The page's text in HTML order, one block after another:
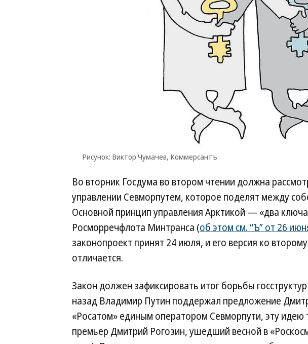
Рисунок: Виктор Чумачев, Коммерсантъ
Во вторник Госдума во втором чтении должна
управлении Севморпутем, которое поделят между
Основной принцип управления Арктикой — «два
Росморречфлота Минтранса (об этом см. “Ъ” от 26
законопроект принят 24 июля, и его версия ко
отличается.
Закон должен зафиксировать итог борьбы
назад Владимир Путин поддержал предложение
«Росатом» единым оператором Севморпути, эту идею
премьер Дмитрий Рогозин, ушедший весной в